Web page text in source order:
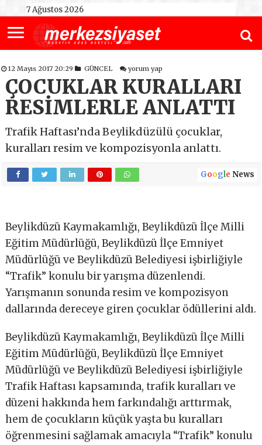
7 Ağustos 2026
12 Mayıs 2017 20:29 GÜNCEL yorum yap
ÇOCUKLAR KURALLARI
RESİMLERLE ANLATTI
Trafik Haftası’nda Beylikdüzülü çocuklar,
kuralları resim ve kompozisyonla anlattı.
Google News
Beylikdüzü Kaymakamlığı, Beylikdüzü İlçe Milli
Eğitim Müdürlüğü, Beylikdüzü İlçe Emniyet
Müdürlüğü ve Beylikdüzü Belediyesi işbirliğiyle
“Trafik” konulu bir yarışma düzenlendi.
Yarışmanın sonunda resim ve kompozisyon
dallarında dereceye giren çocuklar ödüllerini aldı.
Beylikdüzü Kaymakamlığı, Beylikdüzü İlçe Milli
Eğitim Müdürlüğü, Beylikdüzü İlçe Emniyet
Müdürlüğü ve Beylikdüzü Belediyesi işbirliğiyle
Trafik Haftası kapsamında, trafik kuralları ve
düzeni hakkında hem farkındalığı arttırmak,
hem de çocukların küçük yaşta bu kuralları
öğrenmesini sağlamak amacıyla “Trafik” konulu